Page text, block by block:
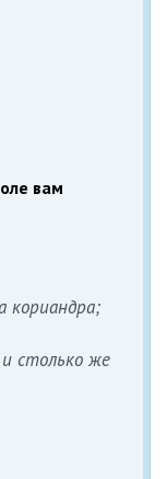
вам
кориандра;
столько же